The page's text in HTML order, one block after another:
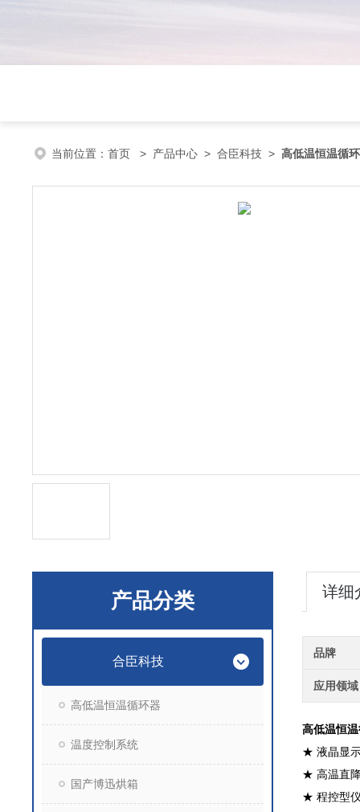
当前位置： 首页 > 产品中心 > 合臣科技 > 高低温恒温循
产品分类
合臣科技
高低温恒温循环器
温度控制系统
国产博迅烘箱
详细
品牌
应用领域
高低温恒
★ 液晶显
★ 高温直
★ 程控型